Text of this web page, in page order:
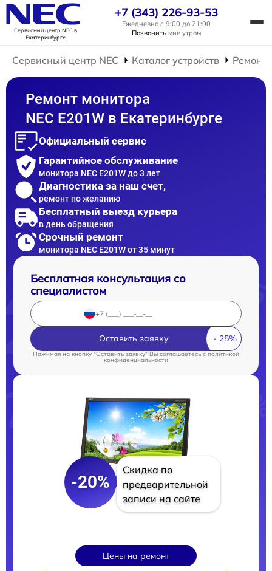
Сервисный центр NECв
Екатеринбурге
+7 (343) 226-93-53
Ежедневно с 9:00 до 21:00
Позвонить мне утром
Сервисный центр NEC Каталог устройств Ремонт
Ремонт монитора
NEC E201W в Екатеринбурге
Официальный сервис
Гарантийное обслуживание
монитора NEC E201W до 3 лет
Диагностика за наш счет,
ремонт по желанию
Бесплатный выезд курьера
в день обращения
Срочный ремонт
монитора NEC E201W от 35 минут
Бесплатная консультация со
специалистом
Оставить заявку
Нажимая на кнопку "Оставить заявку" Вы соглашаетесь cполитикой
конфиденциальности
-20%
Скидка по
предварительной
записи на сайте
Цены на ремонт